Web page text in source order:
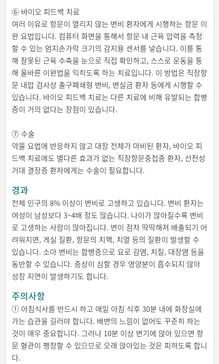
⑥ 바이오 피드백 치료
여러 이유로 항문이 열리지 않는 변비 환자에게 시행하는 항문 이
완 요법입니다. 컴퓨터 화면을 통해서 항문 내 근육 압력을 측정
할 수 있는 엄지손가락 크기의 감지용 센서를 넣습니다. 이를 통
해 잘못된 근육 수축을 눈으로 직접 확인하고, 스스로 운동을 통
해 올바른 이완법을 익히도록 하는 치료입니다. 이 방법은 직장항
문 내압 검사상 출구폐쇄형 변비, 변실금 환자 등에게 시행할 수
있습니다. 바이오 피드백 치료는 다른 치료에 비해 유발되는 합병
증이 거의 없다는 장점이 있습니다.
⑦ 수술
약물 요법에 반응하지 않고 대장 전체가 마비된 환자, 바이오 피
드백 치료에도 별다른 효과가 없는 직장항문중첩증 환자, 선천성
거대 결장증 환자에게는 수술이 필요합니다.
경과
전체 인구의 8% 이상이 변비로 고생하고 있습니다. 변비 환자는
여성이 남성보다 3~4배 정도 많습니다. 나이가 많아질수록 변비
로 고생하는 사람이 많아집니다. 변이 점차 딱딱해져 배출되기 어
려워지면, 게실 질환, 항문의 치핵, 치열 등의 질환이 발생할 수
있습니다. 소아 변비는 합병증으로 요로 감염, 치질, 대장염 등을
동반할 수 있습니다. 증상이 심할 경우 영양분이 흡수되지 않아
성장 지연이 발생하기도 합니다.
주의사항
① 아침식사를 반드시 하고 매일 아침 식후 30분 내에 화장실에
가는 습관을 길러야 합니다. 배변의 느낌이 없어도 꾸준히 하는
것이 매우 중요합니다. 그러나 10분 이상 변기에 앉아 있으면 항
문 혈관이 팽창할 수 있으므로 오래 앉아있는 것은 피하도록 합니
다.